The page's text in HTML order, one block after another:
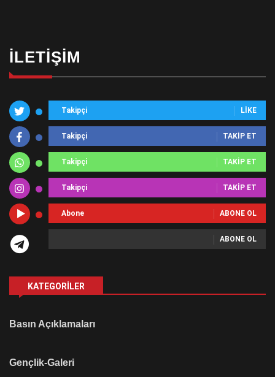
İLETIŞIM
Takipçi LIKE
Takipçi TAKIP ET
Takipçi TAKIP ET
Takipçi TAKIP ET
Abone ABONE OL
ABONE OL
KATEGORILER
Basın Açıklamaları
Gençlik-Galeri